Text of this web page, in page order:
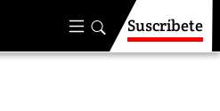
Suscríbete